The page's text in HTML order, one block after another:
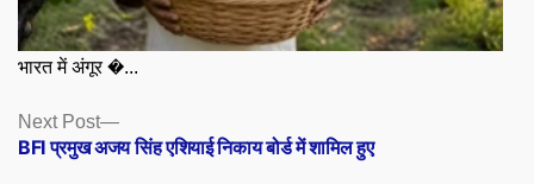
भारत में अंगूर �...
Posts
navigation
Next Post
Next
post:
BFI प्रमुख अजय सिंह एशियाई निकाय बोर्ड में शामिल हुए